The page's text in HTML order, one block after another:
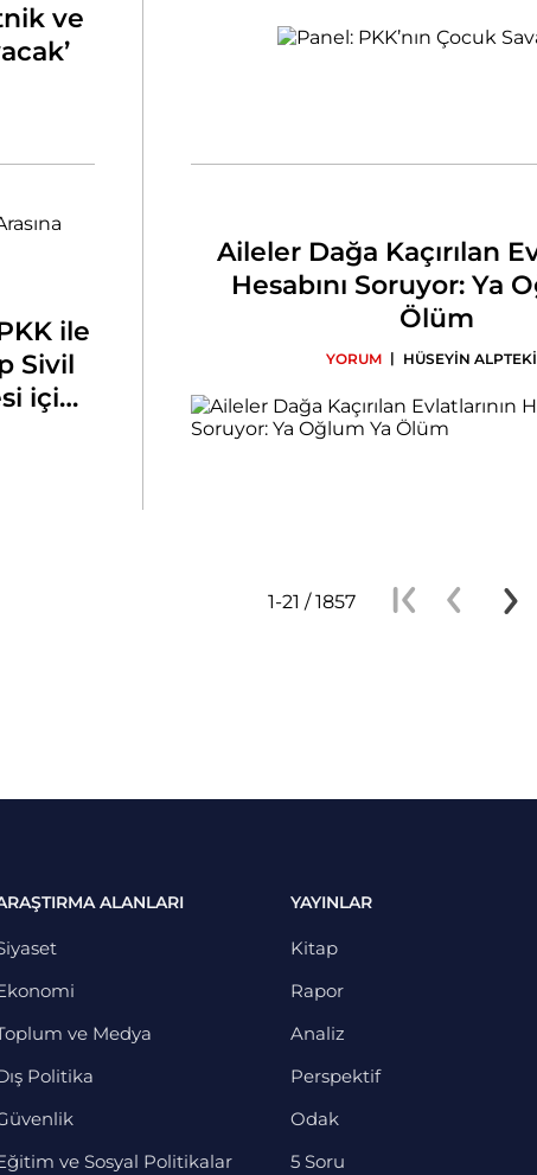
ve
ile
Sivil
için
Aileler Dağa Kaçırılan
Hesabını Soruyor: Ya
Ölüm
YORUM | HÜSEYİN
1-21 / 1857
ALANLARI
ve Medya
Politika
ve Sosyal Politikalar
YAYINLAR
Kitap
Rapor
Analiz
Perspektif
Odak
5 Soru